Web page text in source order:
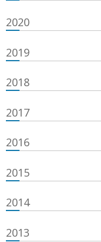
2020
2019
2018
2017
2016
2015
2014
2013